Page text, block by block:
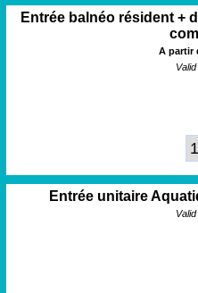
Entrée balnéo résident +
A partir
Entrée unitaire